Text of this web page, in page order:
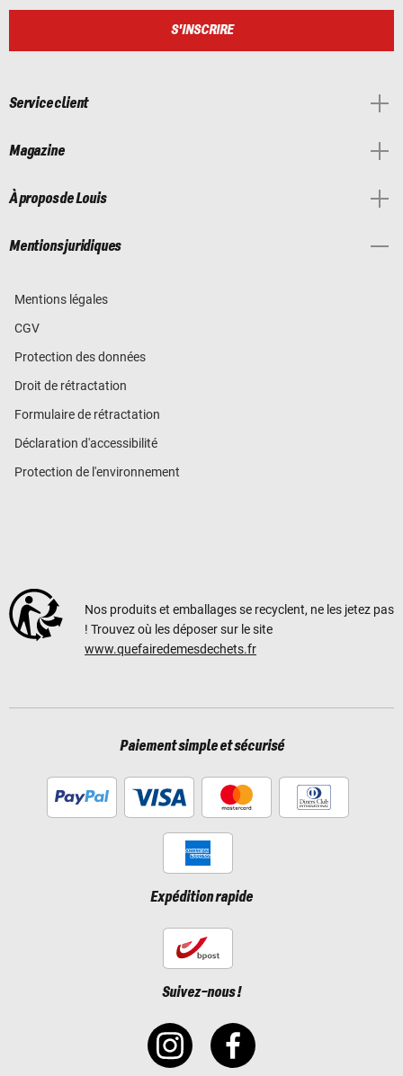
S'INSCRIRE
Service client
Magazine
À propos de Louis
Mentions juridiques
Mentions légales
CGV
Protection des données
Droit de rétractation
Formulaire de rétractation
Déclaration d'accessibilité
Protection de l'environnement
Nos produits et emballages se recyclent, ne les jetez pas
! Trouvez où les déposer sur le site
www.quefairedemesdechets.fr
Paiement simple et sécurisé
Expédition rapide
Suivez-nous !